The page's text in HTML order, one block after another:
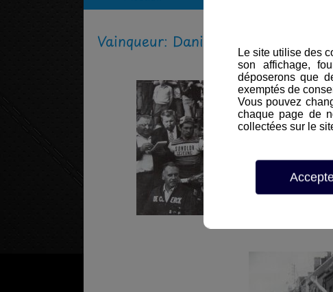
Vainqueur: Daniel Van Rijckeghem
Le site utilise des
son affichage,
déposerons que
exemptés de
Vous pouvez
chaque page de
collectées sur le